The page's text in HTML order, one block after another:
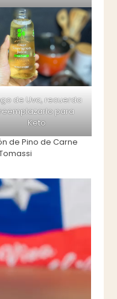
de Uva, recuerda
para
Keto
de Pino de Carne